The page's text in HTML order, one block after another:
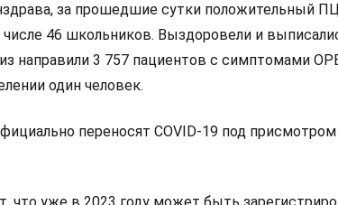
за прошедшие сутки положительный
числе 46 школьников. Выздоровели и
направили 3 757 пациентов с симптомами
один человек.
переносят COVID-19 под